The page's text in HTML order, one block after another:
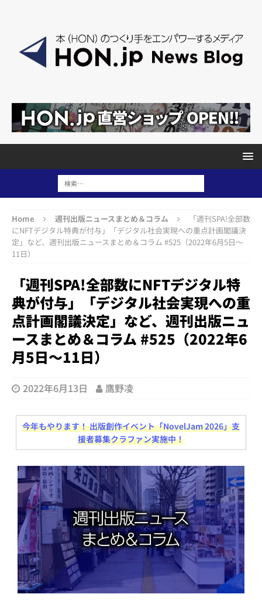
Home 週刊出版ニュースまとめ＆コラム
「週刊SPA!全部数
にNFTデジタル特典が付与」「デジタル社会実現への重点計画閣議決
定」など、週刊出版ニュースまとめ＆コラム #525（2022年6月5日～
11日）
「週刊SPA!全部数にNFTデジタル特
典が付与」「デジタル社会実現への重
点計画閣議決定」など、週刊出版ニュ
ースまとめ＆コラム #525（2022年6
月5日～11日）
2022年6月13日 鷹野凌
今年もやります！ 出版創作イベント「NovelJam 2026」支
援者募集クラファン実施中！